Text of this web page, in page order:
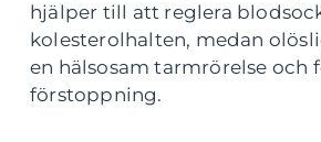
hjälper till att reglera
kolesterolhalten, medan
en hälsosam tarmrörelse och
förstoppning.